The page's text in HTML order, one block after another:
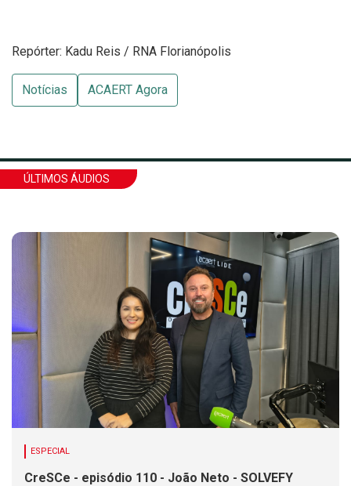
Repórter: Kadu Reis / RNA Florianópolis
Notícias ACAERT Agora
ÚLTIMOS ÁUDIOS
ESPECIAL
CreSCe - episódio 110 - João Neto - SOLVEFY